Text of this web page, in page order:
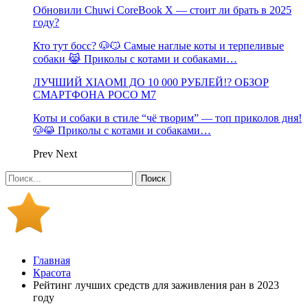
Обновили Chuwi CoreBook X — стоит ли брать в 2025
году?
Кто тут босс? 🐶😼 Самые наглые коты и терпеливые
собаки 😹 Приколы с котами и собаками…
ЛУЧШИЙ XIAOMI ДО 10 000 РУБЛЕЙ!? ОБЗОР
СМАРТФОНА POCO M7
Коты и собаки в стиле “чё творим” — топ приколов дня!
🐶😹 Приколы с котами и собаками…
Prev Next
Главная
Красота
Рейтинг лучших средств для заживления ран в 2023
году